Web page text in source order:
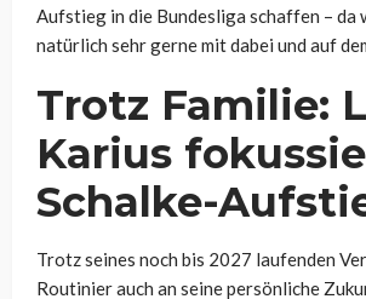
Aufstieg in die Bundesliga schaffen – da
natürlich sehr gerne mit dabei und auf
Trotz Familie:
Karius
Schalke-
Trotz seines noch bis 2027 laufenden
Routinier auch an seine persönliche